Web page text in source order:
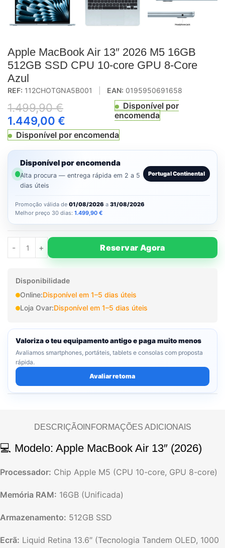
Apple MacBook Air 13″ 2026 M5 16GB
512GB SSD CPU 10-core GPU 8-Core
Azul
REF: 112CHOTGNA5B001 EAN: 0195950691658
1.499,90€
1.449,00 €
Disponível por
encomenda
Disponível por encomenda
Disponível por encomenda
Alta procura — entrega rápida em 2 a 5
dias úteis
Portugal Continental
Promoção válida de 01/08/2026 a 31/08/2026
Melhor preço 30 dias: 1.499,90 €
Reservar Agora
Disponibilidade
Online:Disponível em 1–5 dias úteis
Loja Ovar:Disponível em 1–5 dias úteis
Valoriza o teu equipamento antigo e paga muito menos
Avaliamos smartphones, portáteis, tablets e consolas com proposta
rápida.
Avaliar retoma
DESCRIÇÃOINFORMAÇÕES ADICIONAIS
💻 Modelo: Apple MacBook Air 13″ (2026)
Processador: Chip Apple M5 (CPU 10-core, GPU 8-core)
Memória RAM: 16GB (Unificada)
Armazenamento: 512GB SSD
Ecrã: Liquid Retina 13.6″ (Tecnologia Tandem OLED, 1000